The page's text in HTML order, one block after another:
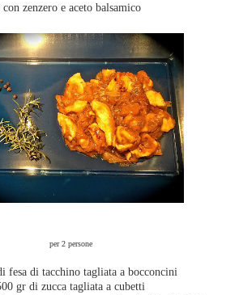
con zenzero e aceto balsamico
per 2 persone
fesa di tacchino tagliata a bocconcini
gr di zucca tagliata a cubetti